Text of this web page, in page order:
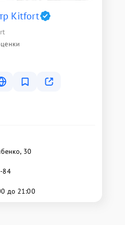
Kitfort
30
84
до 21:00